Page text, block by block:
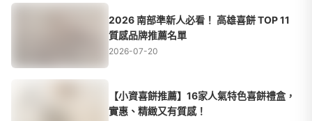
2026 南部準新人必看！ 高雄喜餅 TOP 11
質感品牌推薦名單
2026-07-20
【小資喜餅推薦】16家人氣特色喜餅禮盒，
實惠、精緻又有質感！